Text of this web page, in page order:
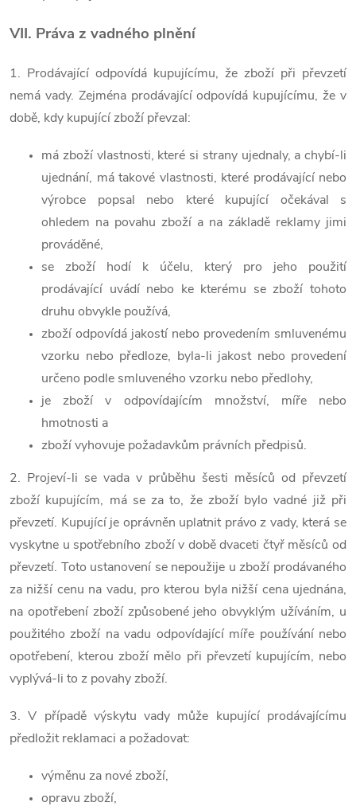
VII. Práva z vadného plnění
1. Prodávající odpovídá kupujícímu, že zboží při převzetí
nemá vady. Zejména prodávající odpovídá kupujícímu, že v
době, kdy kupující zboží převzal:
má zboží vlastnosti, které si strany ujednaly, a chybí-li
ujednání, má takové vlastnosti, které prodávající nebo
výrobce popsal nebo které kupující očekával s
ohledem na povahu zboží a na základě reklamy jimi
prováděné,
se zboží hodí k účelu, který pro jeho použití
prodávající uvádí nebo ke kterému se zboží tohoto
druhu obvykle používá,
zboží odpovídá jakostí nebo provedením smluvenému
vzorku nebo předloze, byla-li jakost nebo provedení
určeno podle smluveného vzorku nebo předlohy,
je zboží v odpovídajícím množství, míře nebo
hmotnosti a
zboží vyhovuje požadavkům právních předpisů.
2. Projeví-li se vada v průběhu šesti měsíců od převzetí
zboží kupujícím, má se za to, že zboží bylo vadné již při
převzetí. Kupující je oprávněn uplatnit právo z vady, která se
vyskytne u spotřebního zboží v době dvaceti čtyř měsíců od
převzetí. Toto ustanovení se nepoužije u zboží prodávaného
za nižší cenu na vadu, pro kterou byla nižší cena ujednána,
na opotřebení zboží způsobené jeho obvyklým užíváním, u
použitého zboží na vadu odpovídající míře používání nebo
opotřebení, kterou zboží mělo při převzetí kupujícím, nebo
vyplývá-li to z povahy zboží.
3. V případě výskytu vady může kupující prodávajícímu
předložit reklamaci a požadovat:
výměnu za nové zboží,
opravu zboží,